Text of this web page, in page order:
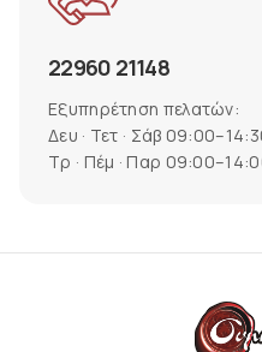
22960 21148
Εξυπηρέτηση πελατών:
Δευ · Τετ · Σάβ
Τρ · Πέμ · Παρ